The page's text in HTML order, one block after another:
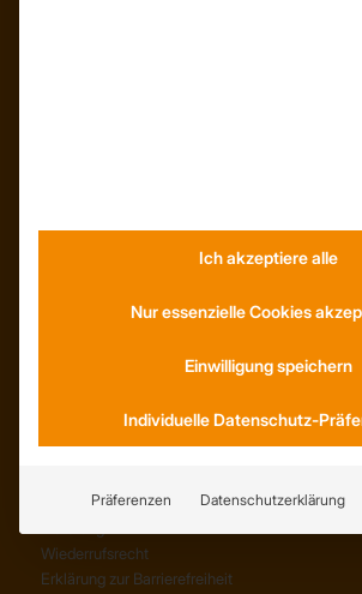
Abholung
Wiederrufsrecht
Erklärung zur Barrierefreiheit
Ich akzeptiere alle
Nur essenzielle Cookies
Einwilligung speichern
Individuelle Datenschutz-
Präferenzen Datenschutzerklärung